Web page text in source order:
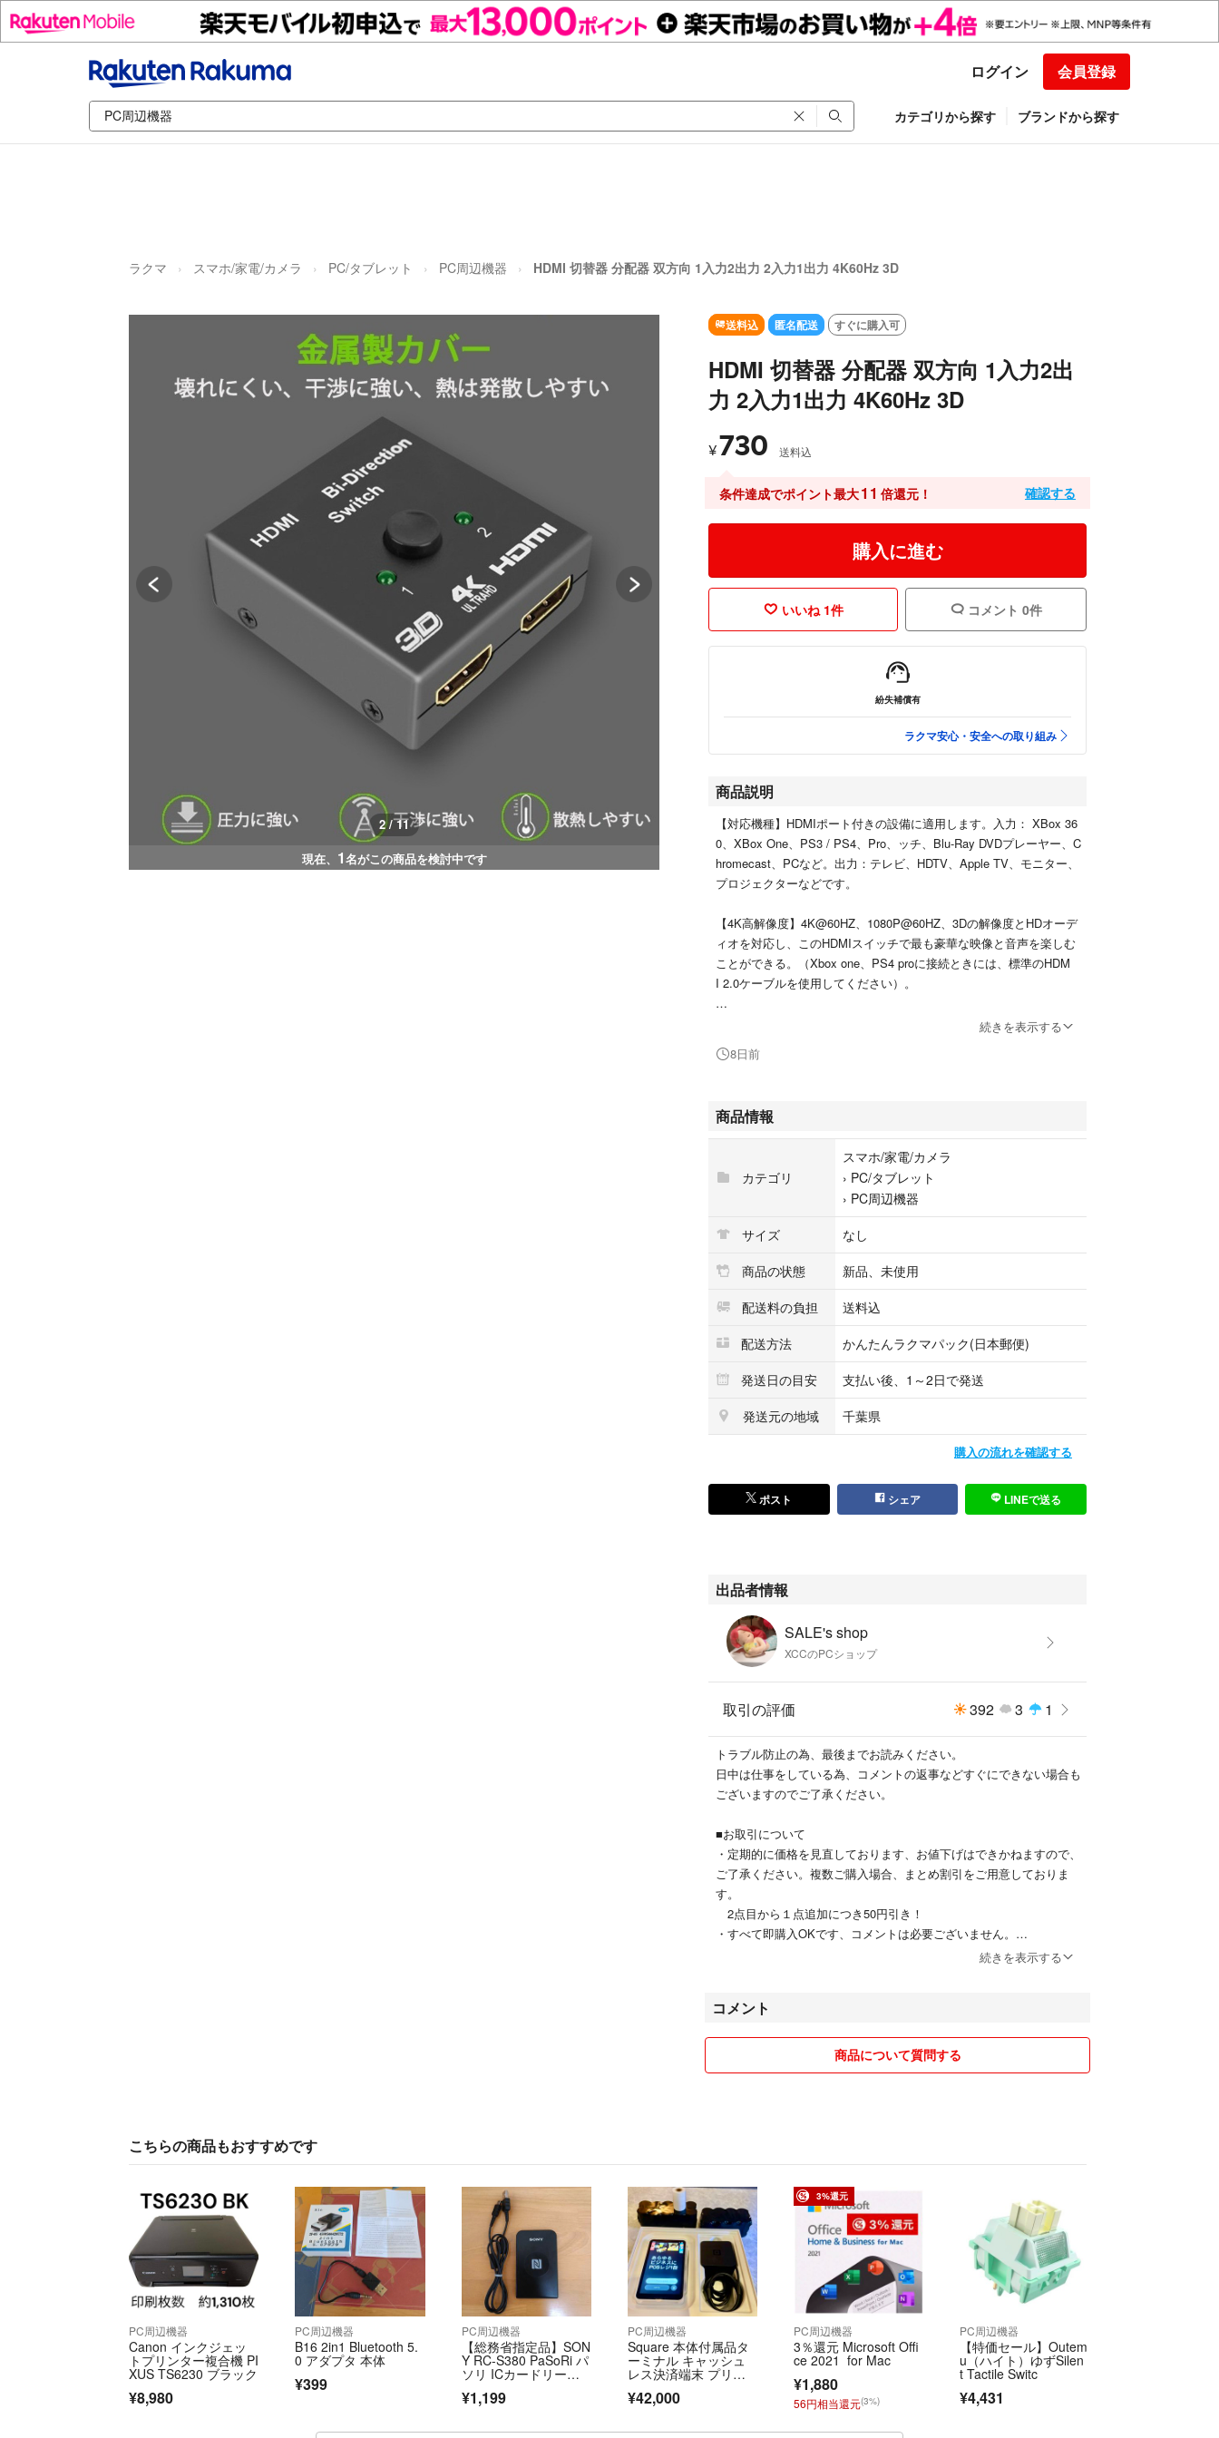
ログイン 会員登録
カテゴリから探す ブランドから探す
ラクマ スマホ/家電/カメラ PC/タブレット PC周辺機器 HDMI 切替器 分配器 双方向 1入力2出力 2入力1出力 4K60Hz 3D
3 / 11
現在、 1名がこの商品を検討中です
送料込 匿名配送 すぐに購入可
HDMI 切替器 分配器 双方向 1入力2出
力 2入力1出力 4K60Hz 3D
¥730 送料込
条件達成でポイント最大11 倍還元！ 確認する
購入に進む
いいね 1件 コメント 0件
紛失補償有
ラクマ安心・安全への取り組み
商品説明
【対応機種】HDMIポート付きの設備に適用します。入力： XBox 36
0、XBox One、PS3 / PS4、Pro、ッチ、Blu-Ray DVDプレーヤー、C
hromecast、PCなど。出力：テレビ、HDTV、Apple TV、モニター、
プロジェクターなどです。
【4K高解像度】4K@60HZ、1080P@60HZ、3Dの解像度とHDオーデ
ィオを対応し、このHDMIスイッチで最も豪華な映像と音声を楽しむ
ことができる。（Xbox one、PS4 proに接続ときには、標準のHDM
I 2.0ケーブルを使用してください）。
【プラグ＆プレイ】電源とドライバが必要ありません。お使いのHDM
便利です。2つのLEDランプ付きで、作動中の機器はひと目で分かりま
【高速・安定な伝送】HDMI切替器は高帯域幅3.4Gbpsのデータの長距
離伝送をサポートして、音声と画面が歪めないし信号も遅延しません.
金属製外殻は、より強い干渉防止能力と信号安定性を備えています。
【双方向セレクター】2つのHDMIビデオソース（DVDプレーヤーやPS
4など）を1つのHDMIディスプレイに接続し、1つの HDMIビデオソー
ス（DVDプレーヤーやPS4など）を2つのHDMIディスプレイに接続し
ます。2つの出力機器に同時に分配できないことをご注意してくださ
い。
＊入荷時期により、デザインが多少が異なる場合がございます。あら
かじめ御了承下さい。
＊お安く提供するために簡易包装で発送いたします。
＊日本語の取扱説明書は付属しておりません。
こみ、汚れなどがある場合がございます。また使用上問題ない程度汚
れ、小傷などがある場合がございます。
＊ご使用中に何かご不明点や問題がございましたら、どうぞお気軽に
続きを表示する
8日前
商品情報
カテゴリ
スマホ/家電/カメラ
› PC/タブレット
› PC周辺機器
サイズ
なし
商品の状態
新品、未使用
配送料の負担
送料込
配送方法
かんたんラクマパック(日本郵便)
発送日の目安
支払い後、1～2日で発送
発送元の地域
千葉県
購入の流れを確認する
ポスト シェア LINEで送る
出品者情報
SALE's shop
XCCのPCショップ
取引の評価 392 3 1
トラブル防止の為、最後までお読みください。
日中は仕事をしている為、コメントの返事などすぐにできない場合も
ございますのでご了承ください。
■お取引について
・定期的に価格を見直しております、お値下げはできかねますので、
ご了承ください。複数ご購入場合、まとめ割引をご用意しておりま
す。
2点目から１点追加につき50円引き！
・すべて即購入OKです、コメントは必要ございません。
・基本的に最安値での発送方法になります。普通郵便の場合、補償な
補償、追跡あり、匿名配送等ご希望の場合、差額分をいただければ
変更は可能ですので購入前にコメントください。
・商品のサイズによってはを小さくしたり、圧縮して、発送をしてお
ります。
■定休日
・家の近くに郵便局は日・祝や年末年始も営業しておりますので、基
本的に毎日発送致します。
※まれに発送できない日もございます。
■商品状態について
・長距離輸送を経て国内へ輸入されている為、化粧箱に破れ、傷やへ
こみ、汚れなどがある場合がございます。また使用上問題ない程度汚
れ、小傷などがある場合がございます。海外製品にご不安な場合は、
申し訳ございませんがご利用を控え下さい。
続きを表示する
コメント
商品について質問する
こちらの商品もおすすめです
PC周辺機器
Canon インクジェッ
トプリンター複合機 PI
XUS TS6230 ブラック
¥8,980
PC周辺機器
B16 2in1 Bluetooth 5.
0 アダプタ 本体
¥399
PC周辺機器
【総務省指定品】SON
Y RC-S380 PaSoRi パ
ソリ ICカードリーダ
ー ②
¥1,199
PC周辺機器
Square 本体付属品タ
ーミナル キャッシュ
レス決済端末 プリン
ター内蔵型 ロール紙
１９ロール
¥42,000
3%還元
PC周辺機器
3％還元 Microsoft Offi
ce 2021 for Mac
¥1,880
56円相当還元(3%)
PC周辺機器
【特価セール】Outem
u（ハイト）ゆずSilen
t Tactile Switc
¥4,431